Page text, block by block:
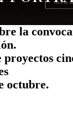
reserva
la
proyectos
octubre.